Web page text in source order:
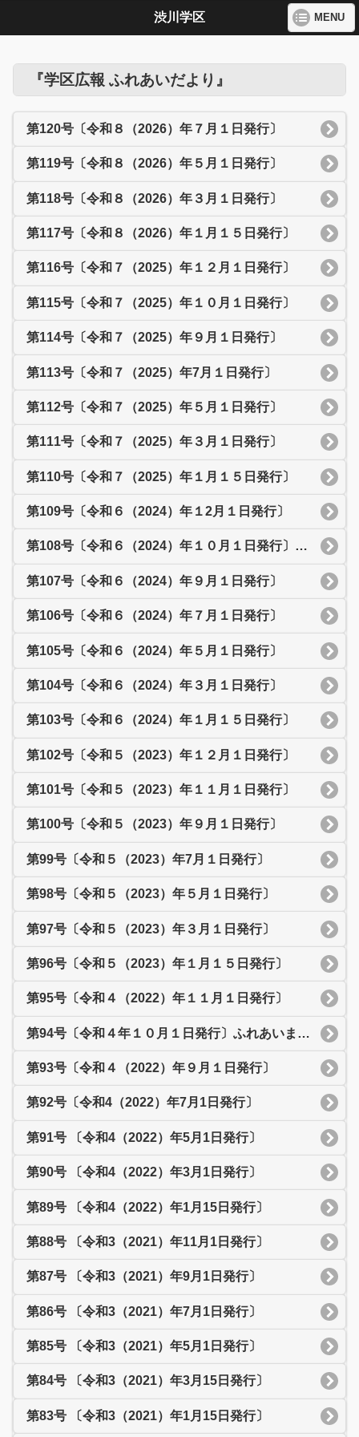
渋川学区 MENU
『学区広報 ふれあいだより』
第120号〔令和８（2026）年７月１日発行〕
第119号〔令和８（2026）年５月１日発行〕
第118号〔令和８（2026）年３月１日発行〕
第117号〔令和８（2026）年１月１５日発行〕
第116号〔令和７（2025）年１２月１日発行〕
第115号〔令和７（2025）年１０月１日発行〕
第114号〔令和７（2025）年９月１日発行〕
第113号〔令和７（2025）年7月１日発行〕
第112号〔令和７（2025）年５月１日発行〕
第111号〔令和７（2025）年３月１日発行〕
第110号〔令和７（2025）年１月１５日発行〕
第109号〔令和６（2024）年１2月１日発行〕
第108号〔令和６（2024）年１０月１日発行〕ふれあいまつり特集号
第107号〔令和６（2024）年９月１日発行〕
第106号〔令和６（2024）年７月１日発行〕
第105号〔令和６（2024）年５月１日発行〕
第104号〔令和６（2024）年３月１日発行〕
第103号〔令和６（2024）年１月１５日発行〕
第102号〔令和５（2023）年１２月１日発行〕
第101号〔令和５（2023）年１１月１日発行〕
第100号〔令和５（2023）年９月１日発行〕
第99号〔令和５（2023）年7月１日発行〕
第98号〔令和５（2023）年５月１日発行〕
第97号〔令和５（2023）年３月１日発行〕
第96号〔令和５（2023）年１月１５日発行〕
第95号〔令和４（2022）年１１月１日発行〕
第94号〔令和４年１０月１日発行〕ふれあいまつり特集号
第93号〔令和４（2022）年９月１日発行〕
第92号〔令和4（2022）年7月1日発行〕
第91号 〔令和4（2022）年5月1日発行〕
第90号 〔令和4（2022）年3月1日発行〕
第89号 〔令和4（2022）年1月15日発行〕
第88号 〔令和3（2021）年11月1日発行〕
第87号 〔令和3（2021）年9月1日発行〕
第86号 〔令和3（2021）年7月1日発行〕
第85号 〔令和3（2021）年5月1日発行〕
第84号 〔令和3（2021）年3月15日発行〕
第83号 〔令和3（2021）年1月15日発行〕